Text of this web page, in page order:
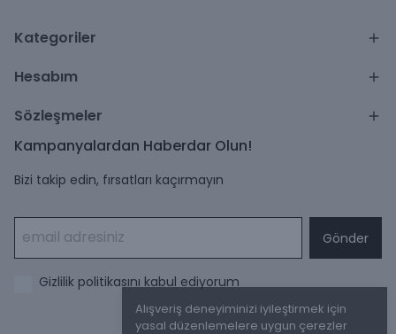
Alışveriş deneyiminizi iyileştirmek için
yasal düzenlemelere uygun çerezler
Kategoriler
Hesabım
Sözleşmeler
Kampanyalardan Haberdar Olun!
Bizi takip edin, fırsatları kaçırmayın
Gönder
Gizlilik politikasını kabul ediyorum